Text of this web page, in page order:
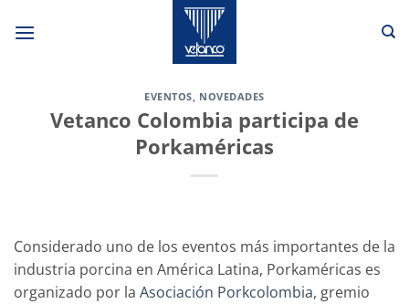
EVENTOS, NOVEDADES
Vetanco Colombia participa de
Porkaméricas
Considerado uno de los eventos más importantes de la
industria porcina en América Latina, Porkaméricas es
organizado por la Asociación Porkcolombia, gremio